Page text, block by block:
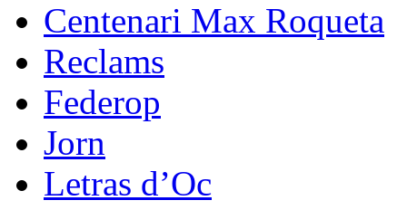
Centenari Max Roqueta
Reclams
Federop
Jorn
Letras d’Oc